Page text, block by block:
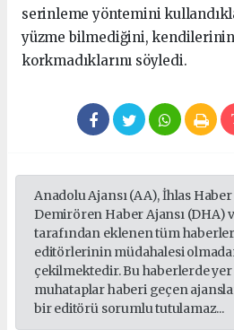
serinleme yöntemini
yüzme bilmediğini,
korkmadıklarını söyledi.
Anadolu Ajansı (AA), İhlas
Demirören Haber Ajansı (DHA)
tarafından eklenen tüm
editörlerinin müdahalesi
çekilmektedir. Bu haberlerde
muhataplar haberi geçen
bir editörü sorumlu tutulamaz...